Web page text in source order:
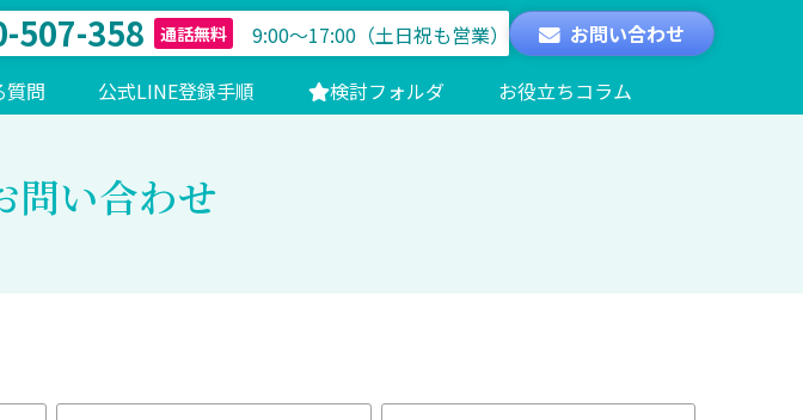
507-358 通話無料 9:00～17:00（土日祝も営業） お問い合わせ
質問 公式LINE登録手順 検討フォルダ お役立ちコラム
問い合わせ